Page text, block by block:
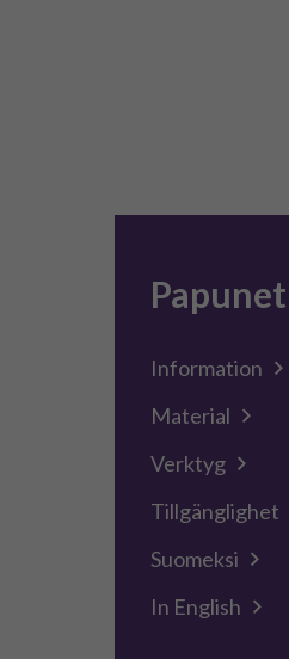
Papunet
Information
Material
Verktyg
Tillgänglighet
Suomeksi
In English